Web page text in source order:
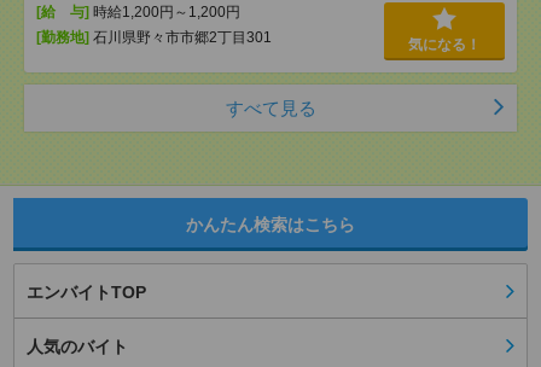
[給 与] 時給1,200円～1,200円
[勤務地] 石川県野々市市郷2丁目301 気になる！
すべて見る
かんたん検索はこちら
エンバイトTOP
人気のバイト